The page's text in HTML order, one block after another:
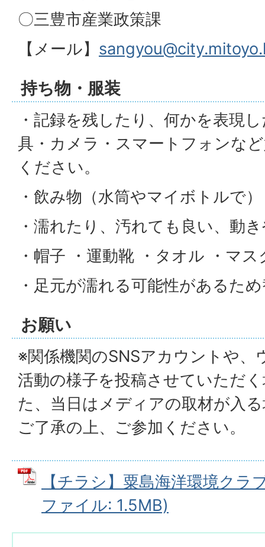
〇三豊市産業政策課
【メール】
持ち物・服装
・記録を残したり、何かを表現
具・カメラ・スマートフォンな
ください。
・飲み物（水筒やマイボトルで）
・濡れたり、汚れても良い、動
・帽子 ・運動靴 ・タオル ・マス
・足元が濡れる可能性があるた
お願い
※関係機関のSNSアカウントや、
活動の様子を投稿させていただ
た、当日はメディアの取材が入
ご了承の上、ご参加ください。
【チラシ】粟島海洋環境クラ
ファイル: 1.5MB)